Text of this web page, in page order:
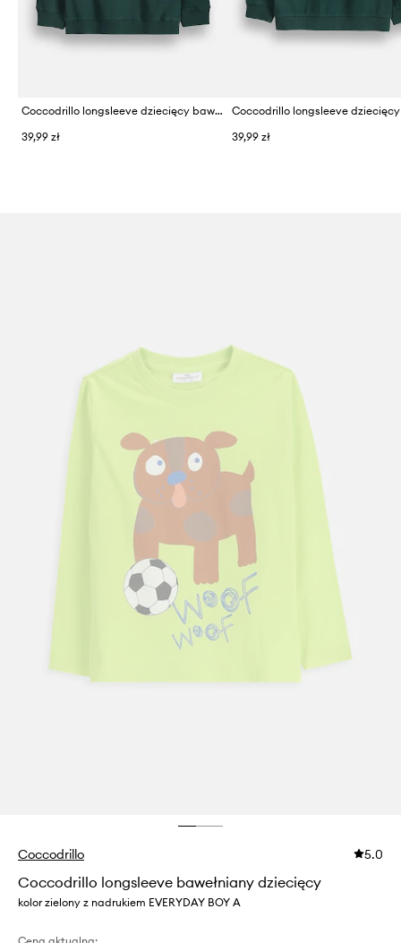
Coccodrillo longsleeve dziecięcy bawełniany
39,99 zł
39,99 zł
Coccodrillo 5.0
Coccodrillo longsleeve bawełniany dziecięcy
kolor zielony z nadrukiem EVERYDAY BOY A